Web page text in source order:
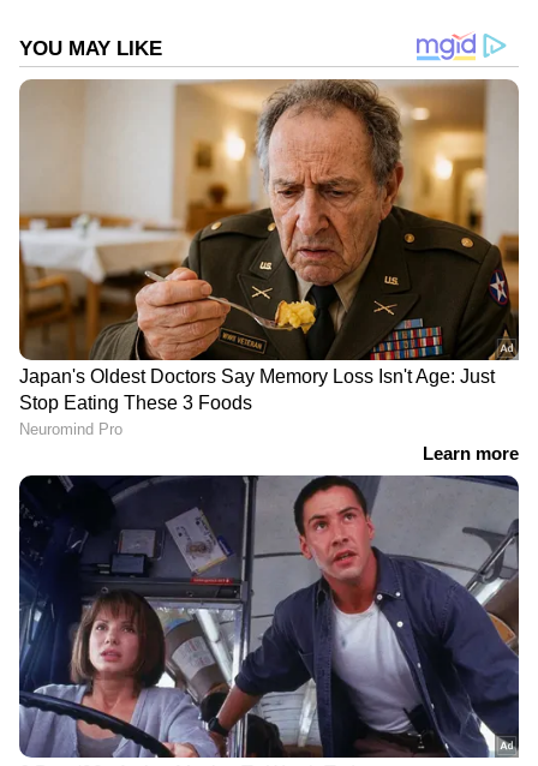
DOWNLOAD APP
ഏഷ്യാനെറ്റ് ന്യൂസ് മലയാളത്തിലൂടെ
Newsഅറിയൂ. നിങ്ങളുടെ പ്രിയ ക്രിക്കറ്റ്ടീ
മുകളുടെ പ്രകടനങ്ങൾ, ആവേശകരമായ
നിമിഷങ്ങൾ, മത്സരം കഴിഞ്ഞുള്ള
വിശകലനങ്ങൾ — എല്ലാം ഇപ്പോൾ
Asianet
News Malayalamമലയാളത്തിൽ തന്നെ!